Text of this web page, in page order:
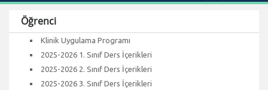
Öğrenci
Klinik Uygulama Programı
2025-2026 1. Sınıf Ders İçerikleri
2025-2026 2. Sınıf Ders İçerikleri
2025-2026 3. Sınıf Ders İçerikleri